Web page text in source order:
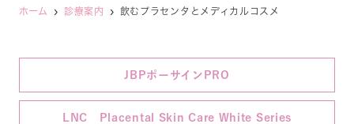
ホーム 診療案内 飲むプラセンタとメディカルコスメ
JBPポーサインPRO
LNC Placental Skin Care White Series